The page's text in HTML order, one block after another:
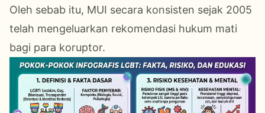
Oleh sebab itu, MUI secara konsisten sejak 2005
telah mengeluarkan rekomendasi hukum mati
bagi para koruptor.